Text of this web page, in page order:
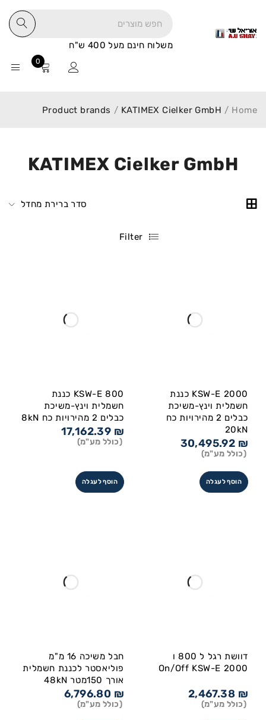
משלוח חינם מעל 400 ש"ח
0
KATIMEX Cielker GmbH
Home
/
Product brands / KATIMEX Cielker GmbH
סדר ברירת מחדל
Filter
KSW-E 2000 כננת
חשמלית וינץ-משיכת
כבלים 2 מהירויות כח
20kN
30,495.92 ₪
(כולל מע"מ)
הוסף לעגלה
KSW-E 800 כננת
חשמלית וינץ-משיכת
כבלים 2 מהירויות כח 8kN
17,162.39 ₪
(כולל מע"מ)
הוסף לעגלה
דוושת רגל ל 800 ו
On/Off KSW-E 2000
2,467.38 ₪
(כולל מע"מ)
חבל משיכה 16 מ"מ
פוליאסטר לכננת חשמלית
אורך 150מטר 48kN
6,796.80 ₪
(כולל מע"מ)